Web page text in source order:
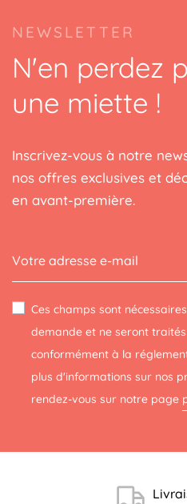
NEWSLETTER
N'en perdez
une miette !
Inscrivez-vous à notre
nos offres exclusives et
en avant-première.
Ces champs sont
demande et ne seront
conformément à la
plus d'informations sur nos
rendez-vous sur notre page